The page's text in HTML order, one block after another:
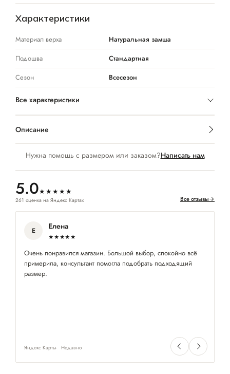
Нужна помощь с размером или заказом?Написать нам
5.0★★★★★
261 оценка на Яндекс Картах Все отзывы→
Е Елена
★★★★★
Очень понравился магазин. Большой выбор, спокойно всё
примерила, консультант помогла подобрать подходящий
размер.
Яндекс Карты Недавно
Характеристики
Материал верха
Натуральная замша
Подошва
Стандартная
Сезон
Всесезон
Все характеристики
Описание